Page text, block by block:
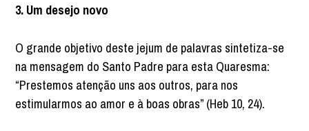
3. Um desejo novo
O grande objetivo deste jejum de palavras sintetiza-se
na mensagem do Santo Padre para esta Quaresma:
“Prestemos atenção uns aos outros, para nos
estimularmos ao amor e à boas obras” (Heb 10, 24).